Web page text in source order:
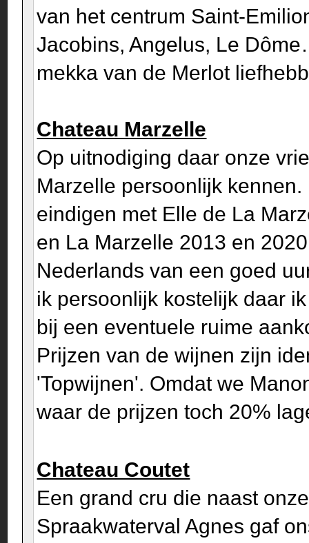
van het centrum Saint-
Jacobins, Angelus, Le
mekka van de Merlot
Chateau Marzelle
Op uitnodiging daar onze
Marzelle persoonlijk
eindigen met Elle de La
en La Marzelle 2013 en
Nederlands van een goed
ik persoonlijk kostelijk daar
bij een eventuele ruime
Prijzen van de wijnen zijn
'Topwijnen'. Omdat we
waar de prijzen toch 20%
Chateau Coutet
Een grand cru die naast
Spraakwaterval Agnes gaf